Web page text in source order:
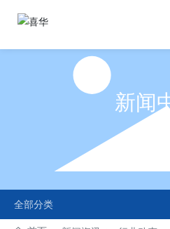
新闻
全部分类